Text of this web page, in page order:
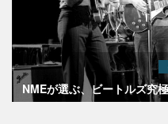
NMEが選ぶ、ビートルズ